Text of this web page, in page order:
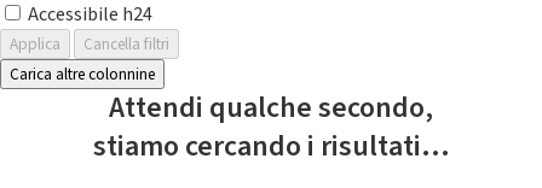
Accessibile h24
Applica
Cancella filtri
Carica altre colonnine
Attendi qualche secondo,
stiamo cercando i risultati...